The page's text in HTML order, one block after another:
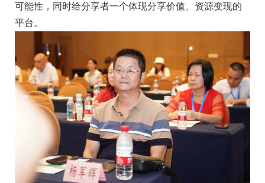
可能性，同时给分享者一个体现分享价值、资源变现的
平台。